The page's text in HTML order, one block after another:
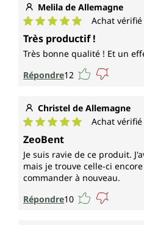
Melila de Allemagne
Note moyenne de 5 sur 5
Achat vérifié
Très productif !
Très bonne qualité ! Et un
Répondre12
Christel de Allemagne
Note moyenne de 5 sur 5
Achat vérifié
ZeoBent
Je suis ravie de ce produit.
mais je trouve celle-ci
commander à nouveau.
Répondre10